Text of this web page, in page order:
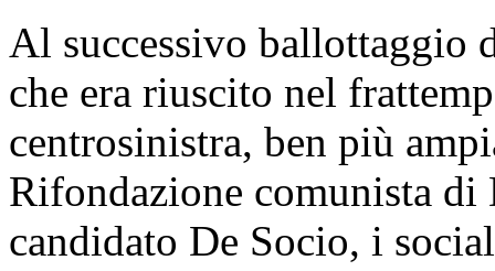
Al successivo ballottaggio
che era riuscito nel
centrosinistra, ben più
Rifondazione comunista di
candidato De Socio, i